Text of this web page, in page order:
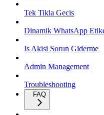
Tek Tikla Gecis
Dinamik WhatsApp
Is Akisi Sorun Giderme
Admin Management
Troubleshooting
FAQ